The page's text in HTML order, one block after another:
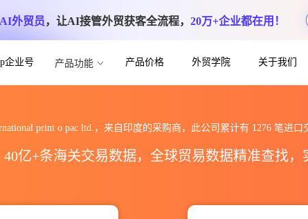
外贸员，让AI接管外贸获客全流程， 20万+企业都在用！
企业号 产品功能 产品价格 外贸学院 关于我们
print o pac ltd.，来自印度的采购商，此公司累计有 1276笔进口
亿+条海关交易数据，全球贸易数据精准查找